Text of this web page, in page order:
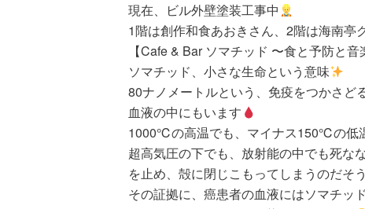
現在、ビル外壁塗装工事中
1階は創作和食あおきさん、2階は海南亭
【Cafe & Bar ソマチッド 〜食と予防と音
ソマチッド、小さな生命という意味
80ナノメートルという、免疫をつかさど
血液の中にもいます
1000℃の高温でも、マイナス150℃の低
超高気圧の下でも、放射能の中でも死な
を止め、殻に閉じこもってしまうのだそう
その証拠に、癌患者の血液にはソマチッ